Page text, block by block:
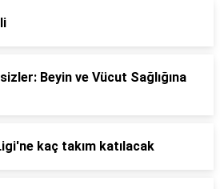
Beyin ve Vücut Sağlığına
kaç takım katılacak